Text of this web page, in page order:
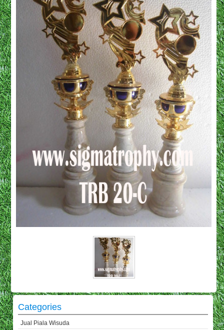
Categories
Jual Piala Wisuda